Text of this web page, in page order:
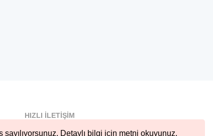
Detaylı bilgi için metni okuyunuz.
HIZLI İLETIŞIM